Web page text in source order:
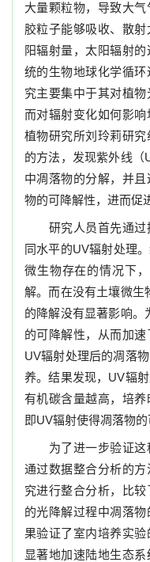
大量颗粒物，导致大
胶粒子能够吸收、散
阳辐射量，太阳辐射
统的生物地球化学循
究主要集中于其对植物
而对辐射变化如何影
植物研究所刘玲莉研
的方法，发现紫外线（
中凋落物的分解，并
物的可降解性，进而促
研究人员首先通
同水平的UV辐射处理
微生物存在的情况下
解。而在没有土壤微生
的降解没有显著影响。
的可降解性，从而加
UV辐射处理后的凋落
养。结果发现， UV辐
有机碳含量越高，培养
即UV辐射使得凋落物的
为了进一步验证
通过数据整合分析的
究进行整合分析，比
的光降解过程中凋落
果验证了室内培养实
显著地加速陆地生态